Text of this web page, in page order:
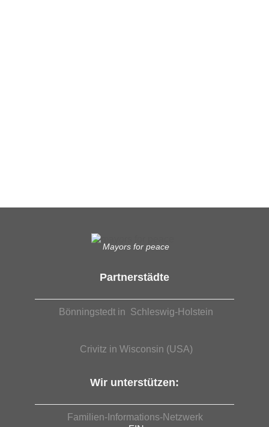
Mayors for peace
Partnerstädte
Bönningstedt in Schleswig-Holstein
Crivitz in Wisconsin (USA)
Wir unterstützen:
Familien-Informations-Netzwerk